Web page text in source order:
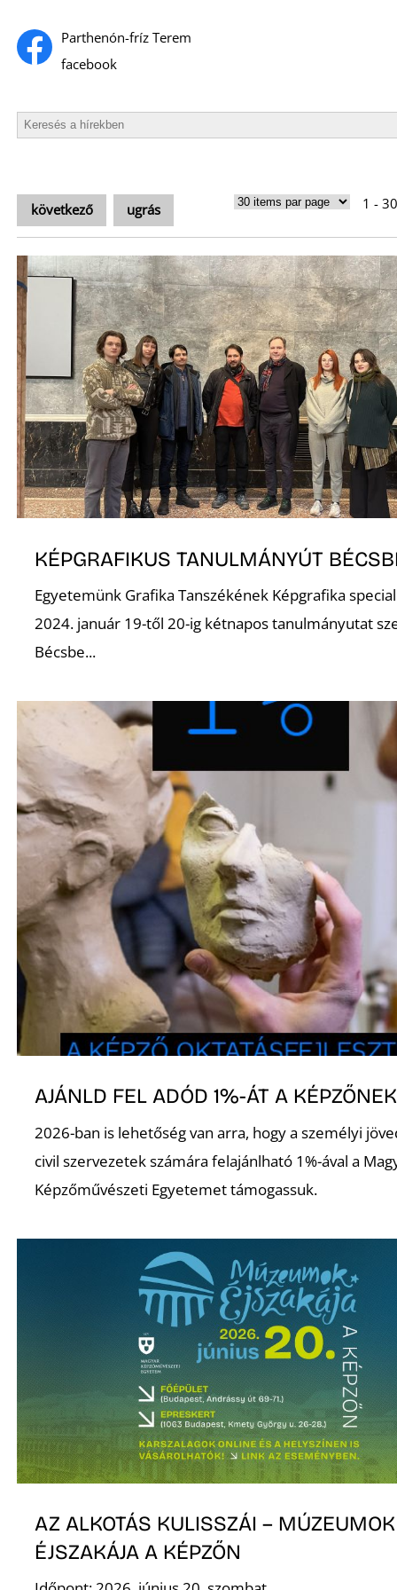
Parthenón-fríz Terem
facebook
következő ugrás 1 -
KÉPGRAFIKUS TANULMÁNYÚT
Egyetemünk Grafika Tanszékének Képgrafika
2024. január 19-től 20-ig kétnapos tanulmányutat
Bécsbe...
AJÁNLD FEL ADÓD 1%-ÁT A KÉPZŐNEK
2026-ban is lehetőség van arra, hogy a személyi
civil szervezetek számára felajánlható 1%-ával a
Képzőművészeti Egyetemet támogassuk.
AZ ALKOTÁS KULISSZÁI – MÚZEUMOK
ÉJSZAKÁJA A KÉPZŐN